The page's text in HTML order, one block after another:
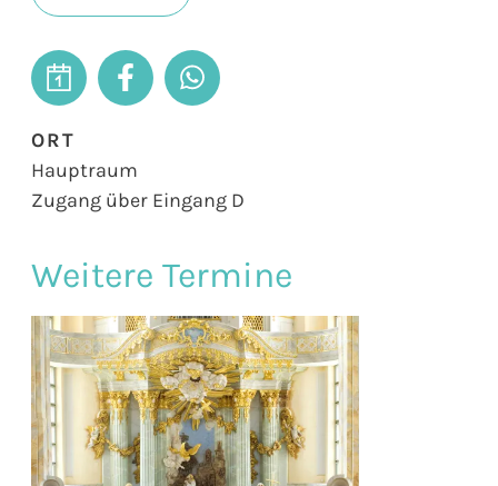
ORT
Hauptraum
Zugang über Eingang D
Weitere Termine